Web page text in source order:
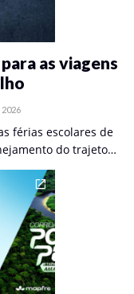
as viagens
férias escolares de
do trajeto…